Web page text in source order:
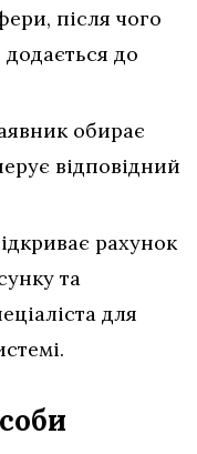
після чого
до
обирає
відповідний
рахунок
та
для